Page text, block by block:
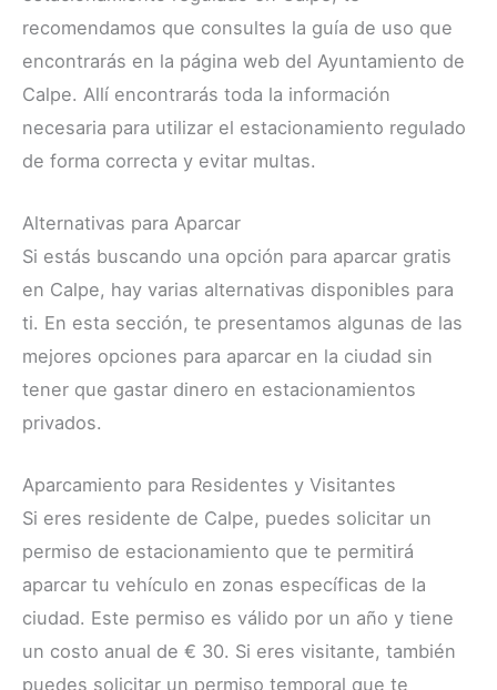
recomendamos que consultes la guía de uso que
encontrarás en la página web del Ayuntamiento de
Calpe. Allí encontrarás toda la información
necesaria para utilizar el estacionamiento regulado
de forma correcta y evitar multas.
Alternativas para Aparcar
Si estás buscando una opción para aparcar gratis
en Calpe, hay varias alternativas disponibles para
ti. En esta sección, te presentamos algunas de las
mejores opciones para aparcar en la ciudad sin
tener que gastar dinero en estacionamientos
privados.
Aparcamiento para Residentes y Visitantes
Si eres residente de Calpe, puedes solicitar un
permiso de estacionamiento que te permitirá
aparcar tu vehículo en zonas específicas de la
ciudad. Este permiso es válido por un año y tiene
un costo anual de € 30. Si eres visitante, también
puedes solicitar un permiso temporal que te